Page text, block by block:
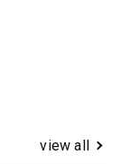
view all